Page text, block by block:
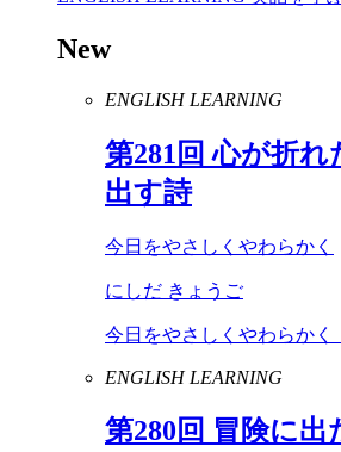
New
ENGLISH LEARNING
第281 回 心が折
出す詩
今日をやさしくやわらかく
にしだ きょうご
今日をやさしくやわらか
ENGLISH LEARNING
第280回 冒険に出